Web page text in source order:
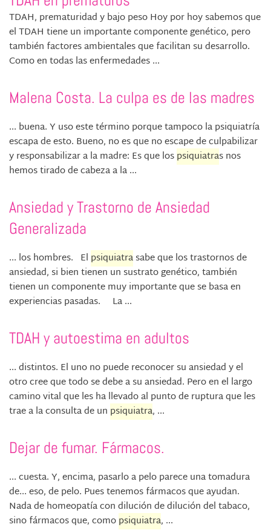
TDAH, prematuridad y bajo peso Hoy por hoy sabemos que
el TDAH tiene un importante componente genético, pero
también factores ambientales que facilitan su desarrollo.
Como en todas las enfermedades ...
Malena Costa. La culpa es de las madres
... buena. Y uso este término porque tampoco la psiquiatría
escapa de esto. Bueno, no es que no escape de culpabilizar
y responsabilizar a la madre: Es que lospsiquiatras nos
hemos tirado de cabeza a la ...
Ansiedad y Trastorno de Ansiedad
Generalizada
... los hombres. El psiquiatrasabe que los trastornos de
ansiedad, si bien tienen un sustrato genético, también
tienen un componente muy importante que se basa en
experiencias pasadas. La ...
TDAH y autoestima en adultos
... distintos. El uno no puede reconocer su ansiedad y el
otro cree que todo se debe a su ansiedad. Pero en el largo
camino vital que les ha llevado al punto de ruptura que les
trae a la consulta de un psiquiatra, ...
Dejar de fumar. Fármacos.
... cuesta. Y, encima, pasarlo a pelo parece una tomadura
de... eso, de pelo. Pues tenemos fármacos que ayudan.
Nada de homeopatía con dilución de dilución del tabaco,
sino fármacos que, comopsiquiatra, ...